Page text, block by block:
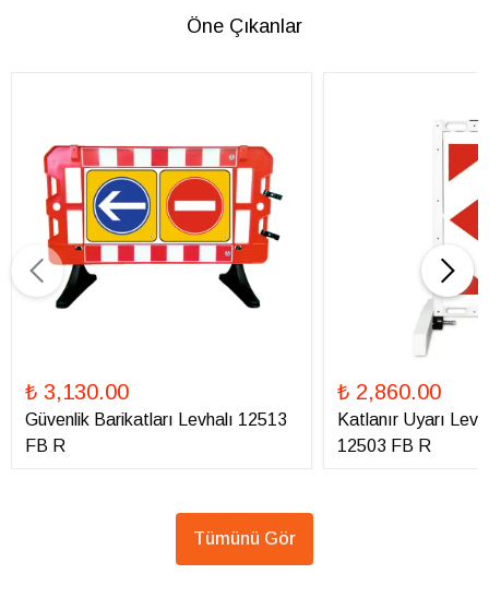
Öne Çıkanlar
₺ 3,130.00
Güvenlik Barikatları Levhalı 12513
FB R
₺ 2,860.00
Katlanır Uyarı
12503 FB R
Tümünü Gör